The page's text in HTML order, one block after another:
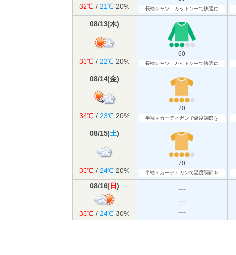
長袖シャツ・カットソーで快適に
32℃ / 21℃ 20%
08/13(木)
60
長袖シャツ・カットソーで快適に
33℃ / 22℃ 20%
08/14(金)
70
半袖＋カーディガンで温度調節を
34℃ / 23℃ 20%
08/15(土)
70
半袖＋カーディガンで温度調節を
33℃ / 24℃ 20%
08/16(日)
---
---
---
33℃ / 24℃ 30%